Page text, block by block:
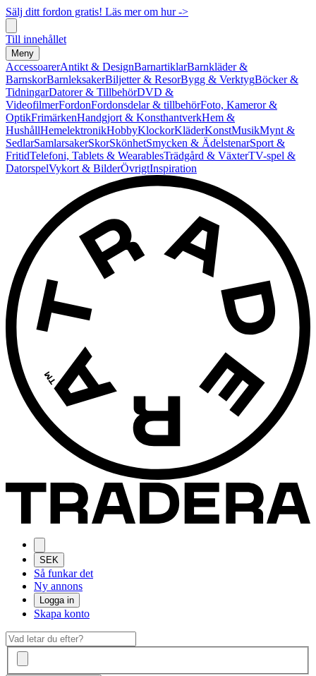
Sälj ditt fordon gratis! Läs mer om hur ->
Till innehållet
Meny
AccessoarerAntikt & DesignBarnartiklarBarnkläder &
BarnskorBarnleksakerBiljetter & ResorBygg & VerktygBöcker &
TidningarDatorer & TillbehörDVD &
VideofilmerFordonFordonsdelar & tillbehörFoto, Kameror &
OptikFrimärkenHandgjort & KonsthantverkHem &
HushållHemelektronikHobbyKlockorKläderKonstMusikMynt &
SedlarSamlarsakerSkorSkönhetSmycken & ÄdelstenarSport &
FritidTelefoni, Tablets & WearablesTrädgård & VäxterTV-spel &
DatorspelVykort & BilderÖvrigtInspiration
SEK
Så funkar det
Ny annons
Logga in
Skapa konto